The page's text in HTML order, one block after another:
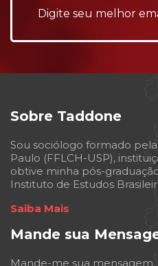
Sobre Taddone
Sou sociólogo formado
Paulo (FFLCH-USP),
obtive minha pós-
Instituto de Estudos
Saiba Mais
Mande sua
Mande-me sua mensagem.